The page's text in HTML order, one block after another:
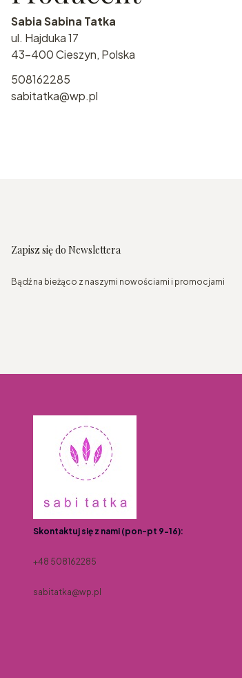
Sabia Sabina Tatka
ul. Hajduka 17
43-400 Cieszyn, Polska
508162285
sabitatka@wp.pl
Zapisz się do Newslettera
Bądź na bieżąco z naszymi nowościami i promocjami
Skontaktuj się z nami (pon-pt 9-16):
+48 508162285
sabitatka@wp.pl